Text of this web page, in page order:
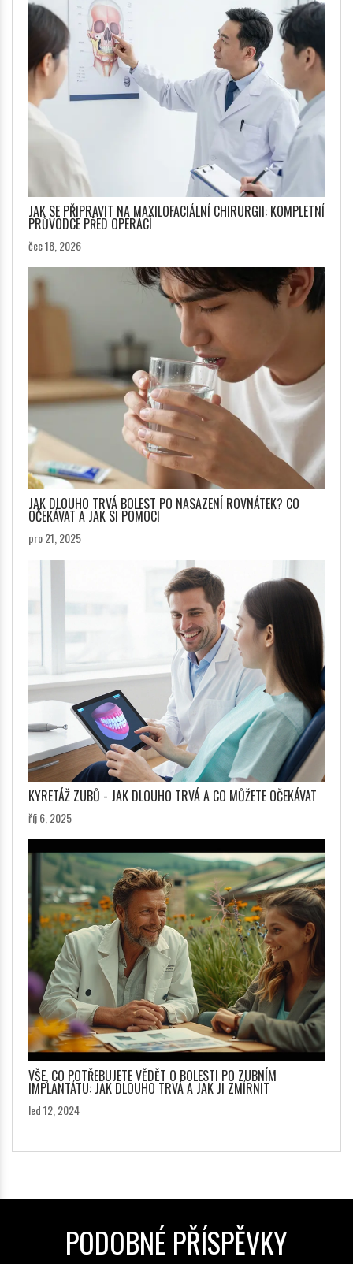
JAK SE PŘIPRAVIT NA MAXILOFACIÁLNÍ CHIRURGII: KOMPLETNÍ
PRŮVODCE PŘED OPERACÍ
čec 18, 2026
JAK DLOUHO TRVÁ BOLEST PO NASAZENÍ ROVNÁTEK? CO
OČEKÁVAT A JAK SI POMOCI
pro 21, 2025
KYRETÁŽ ZUBŮ - JAK DLOUHO TRVÁ A CO MŮŽETE OČEKÁVAT
říj 6, 2025
VŠE, CO POTŘEBUJETE VĚDĚT O BOLESTI PO ZUBNÍM
IMPLANTÁTU: JAK DLOUHO TRVÁ A JAK JI ZMÍRNIT
led 12, 2024
PODOBNÉ PŘÍSPĚVKY